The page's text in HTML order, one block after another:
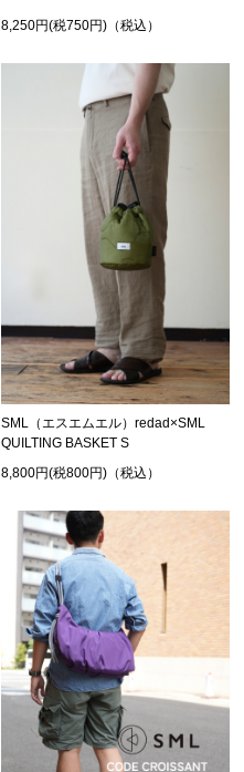
8,250円(税750円)（税込）
SML（エスエムエル）redad×SML
QUILTING BASKET S
8,800円(税800円)（税込）